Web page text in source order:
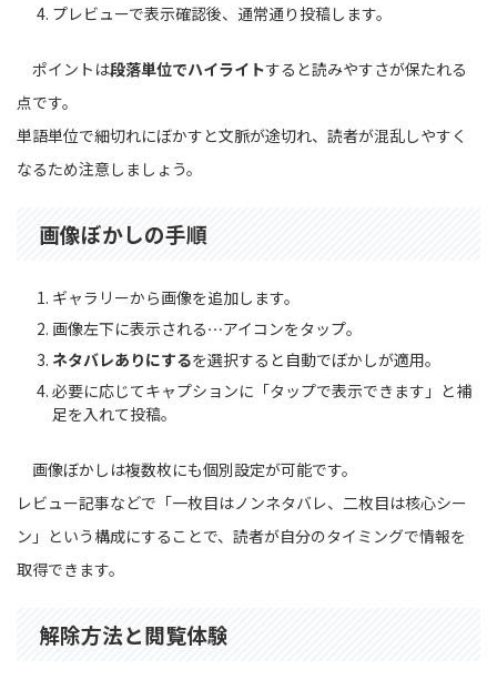
プレビューで表示確認後、通常通り投稿します。
ポイントは段落単位でハイライトすると読みやすさが保たれる
点です。
単語単位で細切れにぼかすと文脈が途切れ、読者が混乱しやすく
なるため注意しましょう。
画像ぼかしの手順
ギャラリーから画像を追加します。
画像左下に表示される…アイコンをタップ。
ネタバレありにするを選択すると自動でぼかしが適用。
必要に応じてキャプションに「タップで表示できます」と補
足を入れて投稿。
画像ぼかしは複数枚にも個別設定が可能です。
レビュー記事などで「一枚目はノンネタバレ、二枚目は核心シー
ン」という構成にすることで、読者が自分のタイミングで情報を
取得できます。
解除方法と閲覧体験